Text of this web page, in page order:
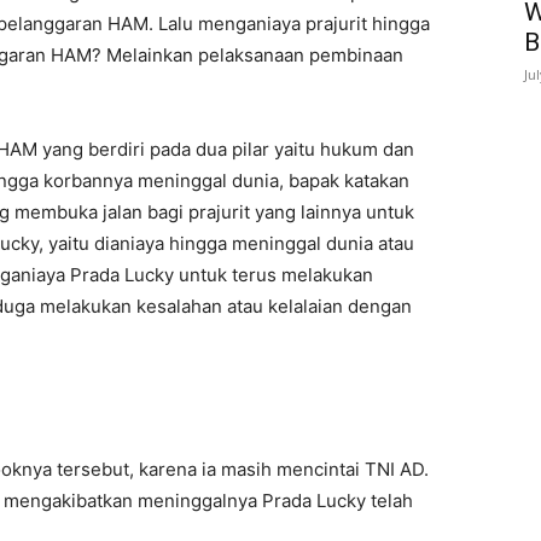
HAM. Lalu menganiaya prajurit hingga
HAM? Melainkan pelaksanaan pembinaan
yang berdiri pada dua pilar yaitu hukum dan
korbannya meninggal dunia, bapak katakan
membuka jalan bagi prajurit yang lainnya untuk
yaitu dianiaya hingga meninggal dunia atau
Prada Lucky untuk terus melakukan
melakukan kesalahan atau kelalaian dengan
tersebut, karena ia masih mencintai TNI AD.
meninggalnya Prada Lucky telah